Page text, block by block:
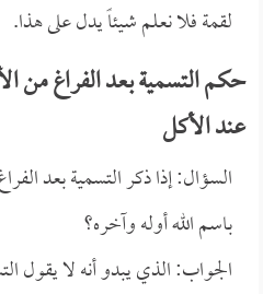
لقمة فلا نعلم شيئاً يدل على هذا.
حكم التسمية بعد الفراغ من
عند الأكل
السؤال: إذا ذكر التسمية بعد
باسم الله أوله وآخره؟
الجواب: الذي يبدو أنه لا يقول